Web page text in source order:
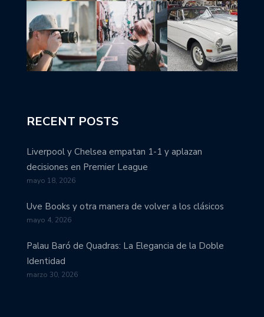
RECENT POSTS
Liverpool y Chelsea empatan 1-1 y aplazan
decisiones en Premier League
mayo 18, 2026
Uve Books y otra manera de volver a los clásicos
mayo 4, 2026
Palau Baró de Quadras: La Elegancia de la Doble
Identidad
marzo 30, 2026